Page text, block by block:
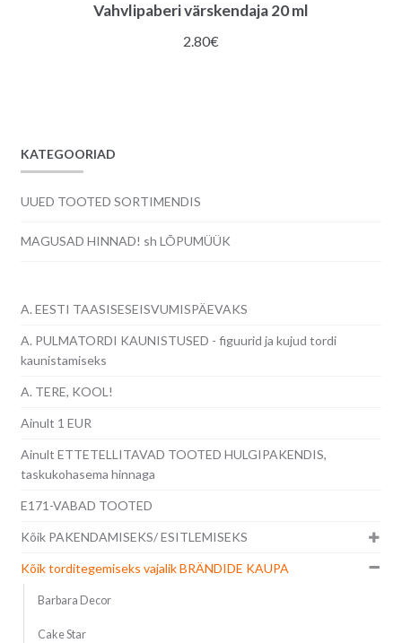
Vahvlipaberi värskendaja 20 ml
2.80€
KATEGOORIAD
UUED TOOTED SORTIMENDIS
MAGUSAD HINNAD! sh LÕPUMÜÜK
A. EESTI TAASISESEISVUMISPÄEVAKS
A. PULMATORDI KAUNISTUSED - figuurid ja kujud tordi
kaunistamiseks
A. TERE, KOOL!
Ainult 1 EUR
Ainult ETTETELLITAVAD TOOTED HULGIPAKENDIS,
taskukohasema hinnaga
E171-VABAD TOOTED
Kõik PAKENDAMISEKS/ ESITLEMISEKS
Kõik torditegemiseks vajalik BRÄNDIDE KAUPA
Barbara Decor
Cake Star